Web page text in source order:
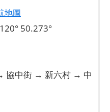
地圖
50.273°
協中街 → 新六村 → 中